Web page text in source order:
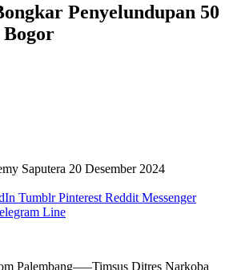
Penyelundupan 50
Saputera 20 Desember 2024
Tumblr Pinterest Reddit Messenger
Line
Palembang—–Timsus Ditres Narkoba